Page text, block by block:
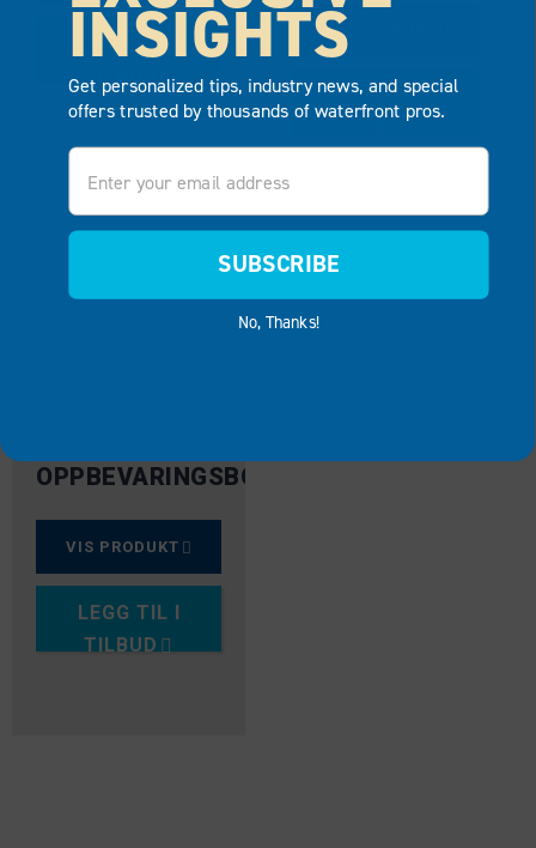
LEGG TIL I
TILBUD
VIS PRODUKT
LEGG TIL I
TILBUD
OPPBEVARINGSBOKS
VIS PRODUKT
LEGG TIL I
TILBUD
INSIGHTS
Get personalized tips, industry news, and special
offers trusted by thousands of waterfront pros.
Email
SUBSCRIBE
No, Thanks!